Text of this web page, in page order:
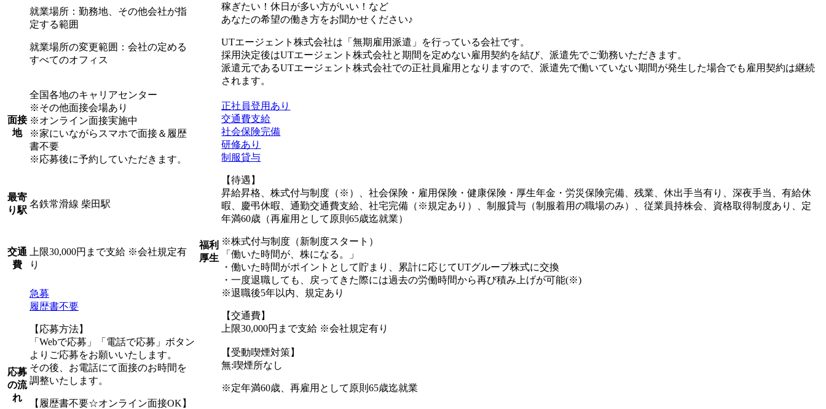
就業場所：勤務地、その他会社が指
定する範囲
就業場所の変更範囲：会社の定める
すべてのオフィス
面接
地
全国各地のキャリアセンター
※その他面接会場あり
※オンライン面接実施中
※家にいながらスマホで面接＆履歴
書不要
※応募後に予約していただきます。
最寄
り駅
名鉄常滑線 柴田駅
交通
費
上限30,000円まで支給 ※会社規定有
り
応募
の流
れ
急募
履歴書不要
【応募方法】
「Webで応募」「電話で応募」ボタン
よりご応募をお願いいたします。
その後、お電話にて面接のお時間を
調整いたします。
【履歴書不要☆オンライン面接OK】
稼ぎたい！休日が多い方がいい！など
あなたの希望の働き方をお聞かせください♪
UTエージェント株式会社は「無期雇用派遣」を行っている会社です。
採用決定後はUTエージェント株式会社と期間を定めない雇用契約を結び、派遣先でご勤務いただきます。
派遣元であるUTエージェント株式会社での正社員雇用となりますので、派遣先で働いていない期間が発生した場合でも雇用契約は継続
されます。
福利
厚生
正社員登用あり
交通費支給
社会保険完備
研修あり
制服貸与
【待遇】
昇給昇格、株式付与制度（※）、社会保険・雇用保険・健康保険・厚生年金・労災保険完備、残業、休出手当有り、深夜手当、有給休
暇、慶弔休暇、通勤交通費支給、社宅完備（※規定あり）、制服貸与（制服着用の職場のみ）、従業員持株会、資格取得制度あり、定
年満60歳（再雇用として原則65歳迄就業）
※株式付与制度（新制度スタート）
「働いた時間が、株になる。」
・働いた時間がポイントとして貯まり、累計に応じてUTグループ株式に交換
・一度退職しても、戻ってきた際には過去の労働時間から再び積み上げが可能(※)
※退職後5年以内、規定あり
【交通費】
上限30,000円まで支給 ※会社規定有り
【受動喫煙対策】
無:喫煙所なし
※定年満60歳、再雇用として原則65歳迄就業